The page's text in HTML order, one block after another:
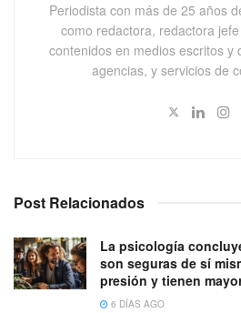
Periodista con más de 25 años
como redactora, redactora
contenidos en medios escritos y
agencias, y servicios de
Post Relacionados
La psicología
son seguras de sí
presión y tienen
6 DÍAS AGO